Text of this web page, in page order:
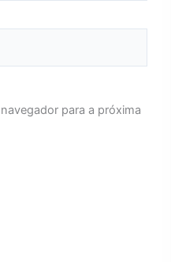
para a próxima